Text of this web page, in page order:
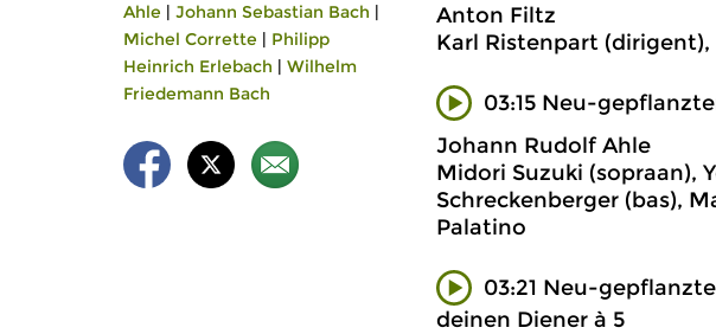
Ahle | Johann Sebastian Bach |
Michel Corrette | Philipp
Heinrich Erlebach | Wilhelm
Friedemann Bach
Anton Filtz
Karl Ristenpart
03:15 Neu-
Johann Rudolf Ahle
Midori Suzuki (sopraan),
Schreckenberger (bas),
Palatino
03:21 Neu-
deinen Diener à 5